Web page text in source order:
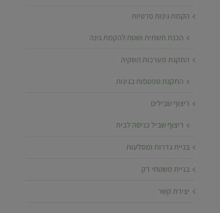
הקמת גינות פרטיות
הכנת תשתית ושטח להקמת גינה
התקנת מערכות השקיה
התקנת טפטפות בגינות
ריצוף שבילים
ריצוף שביל כניסה לבית
בניית גדרות ומסלעות
בניית משטחי דק
יצירת קשר